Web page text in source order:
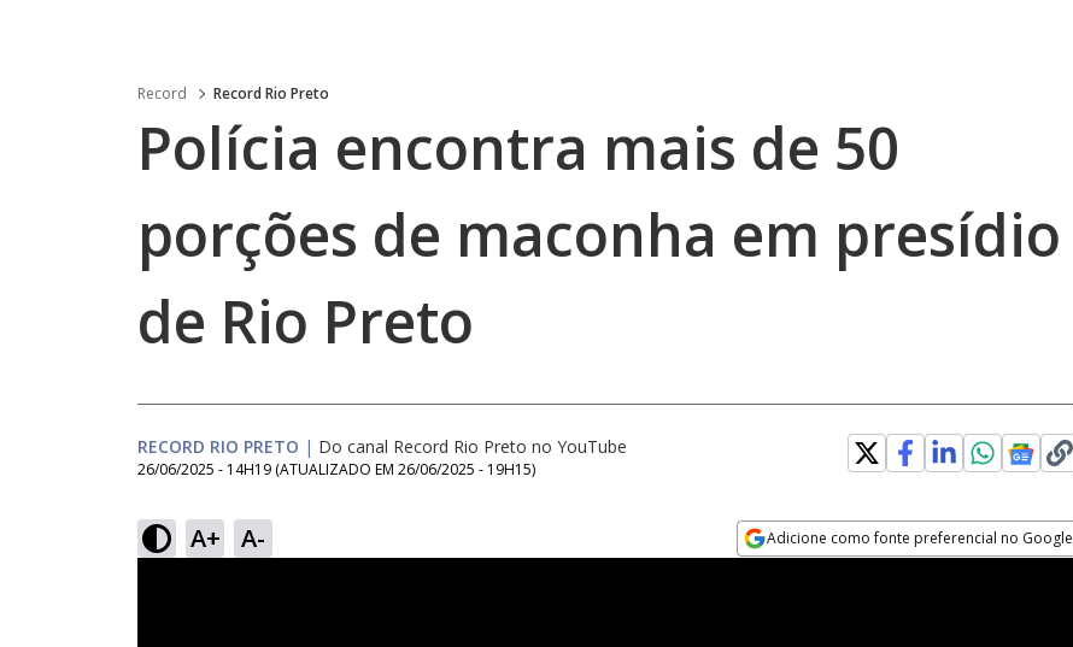
Record Record Rio Preto
Polícia encontra mais de 50
porções de maconha em presídio
de Rio Preto
RECORD RIO PRETO | Do canal Record Rio Preto no YouTube
26/06/2025 - 14H19 (ATUALIZADO EM 26/06/2025 - 19H15)
A+ A- Adicione como fonte preferencial no Google